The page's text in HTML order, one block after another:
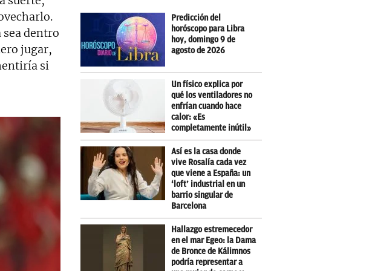
sea dentro
jugar,
si
Predicción del
horóscopo para Libra
hoy, domingo 9 de
agosto de 2026
Un físico explica por
qué los ventiladores no
enfrían cuando hace
calor: «Es
completamente inútil»
Así es la casa donde
vive Rosalía cada vez
que viene a España: un
‘loft’ industrial en un
barrio singular de
Barcelona
Hallazgo estremecedor
en el mar Egeo: la Dama
de Bronce de Kálimnos
podría representar a